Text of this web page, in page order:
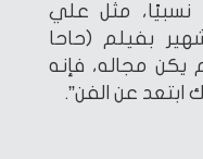
نسبيًا، مثل علي
بفيلم (حاحا
يكن مجاله، فإنه
ابتعد عن الفن”.